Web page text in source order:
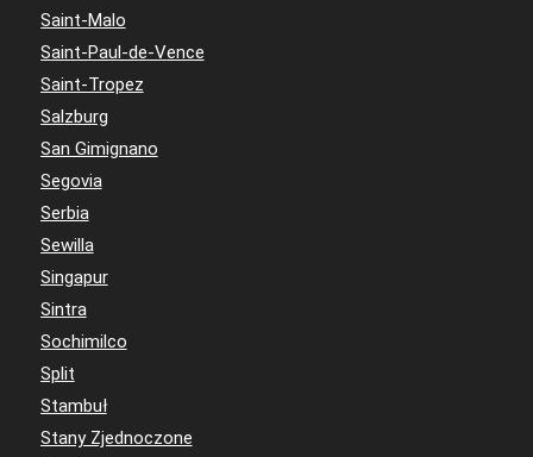
Saint-Malo
Saint-Paul-de-Vence
Saint-Tropez
Salzburg
San Gimignano
Segovia
Serbia
Sewilla
Singapur
Sintra
Sochimilco
Split
Stambuł
Stany Zjednoczone